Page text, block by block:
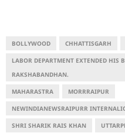
BOLLYWOOD CHHATTISGARH
LABOR DEPARTMENT EXTENDED HIS
RAKSHABANDHAN.
MAHARASTRA MORRRAIPUR
NEWINDIANEWSRAIPURR
SHRI SHARIK RAIS KHAN